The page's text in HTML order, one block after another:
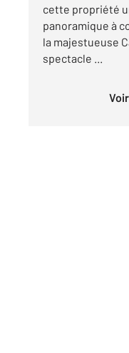
cette propriété
panoramique à
la majestueuse
spectacle ...